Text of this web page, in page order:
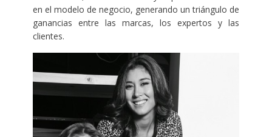
en el modelo de negocio, generando un triángulo de
ganancias entre las marcas, los expertos y las
clientes.